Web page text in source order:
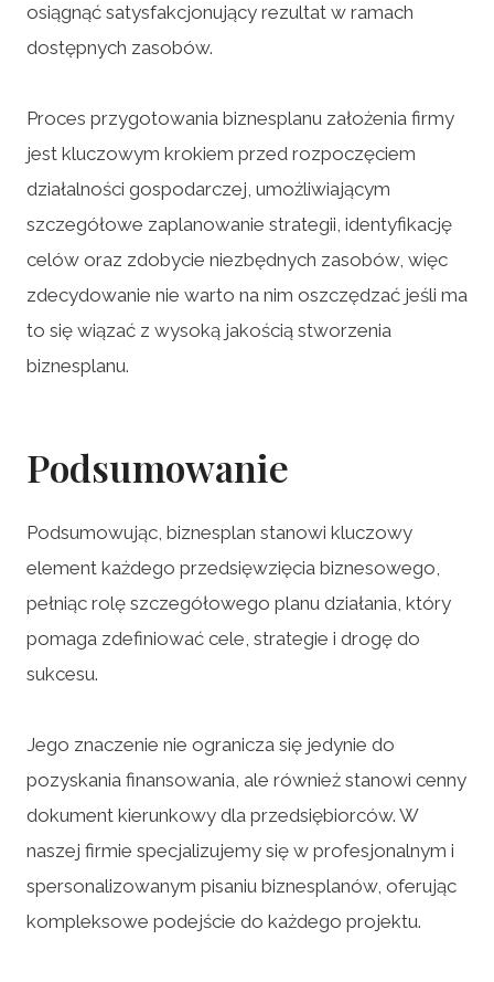
osiągnąć satysfakcjonujący rezultat w ramach
dostępnych zasobów.
Proces przygotowania biznesplanu założenia firmy
jest kluczowym krokiem przed rozpoczęciem
działalności gospodarczej, umożliwiającym
szczegółowe zaplanowanie strategii, identyfikację
celów oraz zdobycie niezbędnych zasobów, więc
zdecydowanie nie warto na nim oszczędzać jeśli ma
to się wiązać z wysoką jakością stworzenia
biznesplanu.
Podsumowanie
Podsumowując, biznesplan stanowi kluczowy
element każdego przedsięwzięcia biznesowego,
pełniąc rolę szczegółowego planu działania, który
pomaga zdefiniować cele, strategie i drogę do
sukcesu.
Jego znaczenie nie ogranicza się jedynie do
pozyskania finansowania, ale również stanowi cenny
dokument kierunkowy dla przedsiębiorców. W
naszej firmie specjalizujemy się w profesjonalnym i
spersonalizowanym pisaniu biznesplanów, oferując
kompleksowe podejście do każdego projektu.